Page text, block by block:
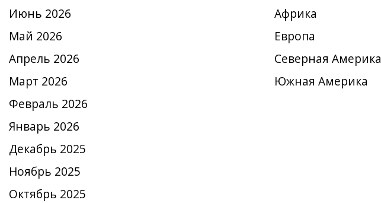
Июнь 2026
Май 2026
Апрель 2026
Март 2026
Февраль 2026
Январь 2026
Декабрь 2025
Ноябрь 2025
Октябрь 2025
Африка
Европа
Северная Америка
Южная Америка